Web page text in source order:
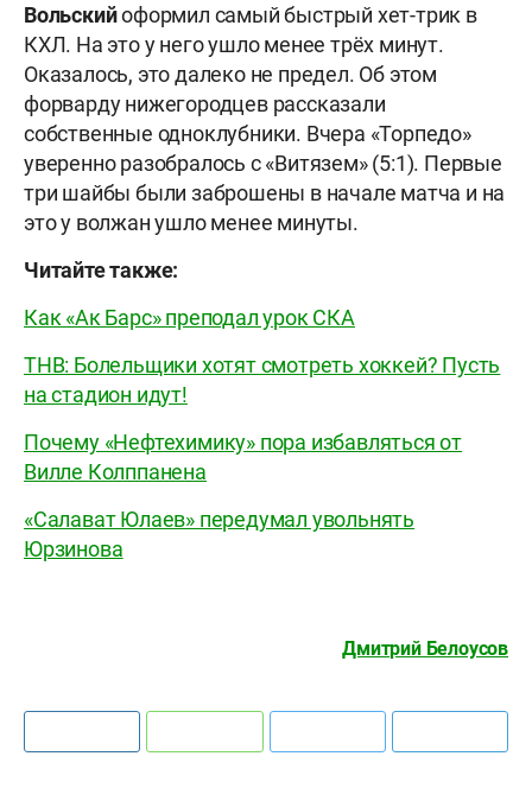
Вольскийоформил самый быстрый хет-трик в
КХЛ. На это у него ушло менее трёх минут.
Оказалось, это далеко не предел. Об этом
форварду нижегородцев рассказали
собственные одноклубники. Вчера «Торпедо»
уверенно разобралось с «Витязем» (5:1). Первые
три шайбы были заброшены в начале матча и на
это у волжан ушло менее минуты.
Читайте также:
Как «Ак Барс» преподал урок СКА
ТНВ: Болельщики хотят смотреть хоккей? Пусть
на стадион идут!
Почему «Нефтехимику» пора избавляться от
Вилле Колппанена
«Салават Юлаев» передумал увольнять
Юрзинова
Дмитрий Белоусов